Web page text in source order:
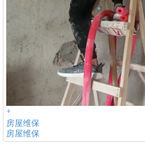
+
房屋维保
房屋维保